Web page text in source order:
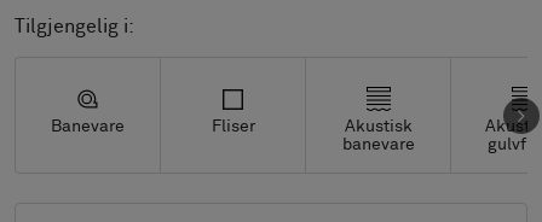
Tilgjengelig i:
Banevare Fliser
Akustisk
banevare